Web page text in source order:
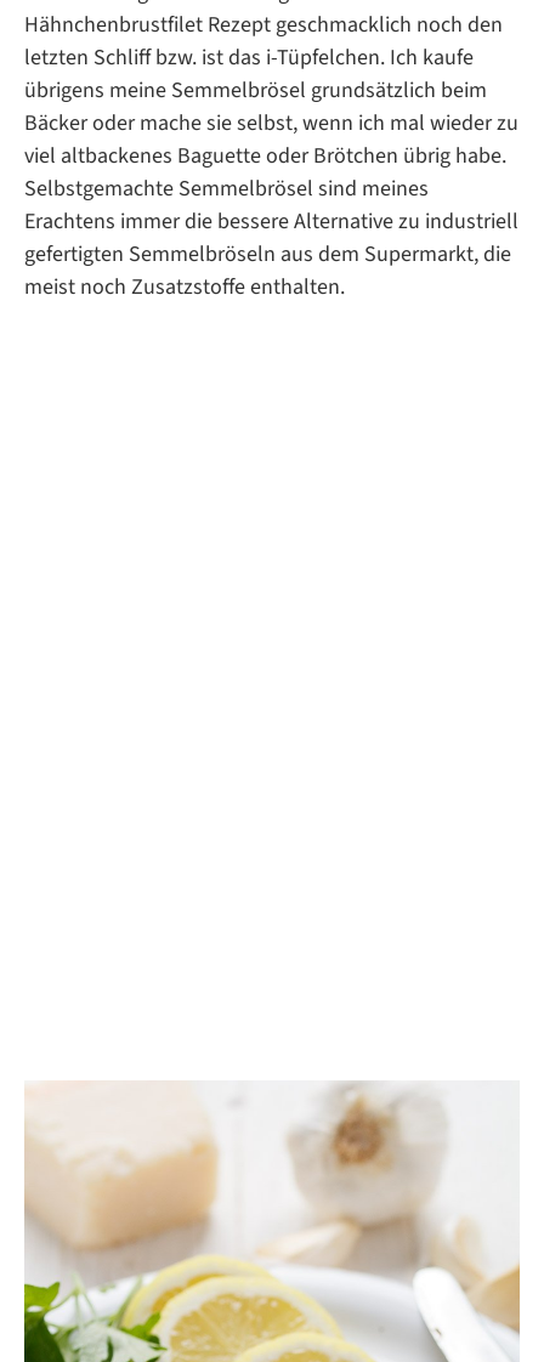
Hähnchenbrustfilet Rezept geschmacklich noch den
letzten Schliff bzw. ist das i-Tüpfelchen. Ich kaufe
übrigens meine Semmelbrösel grundsätzlich beim
Bäcker oder mache sie selbst, wenn ich mal wieder zu
viel altbackenes Baguette oder Brötchen übrig habe.
Selbstgemachte Semmelbrösel sind meines
Erachtens immer die bessere Alternative zu industriell
gefertigten Semmelbröseln aus dem Supermarkt, die
meist noch Zusatzstoffe enthalten.